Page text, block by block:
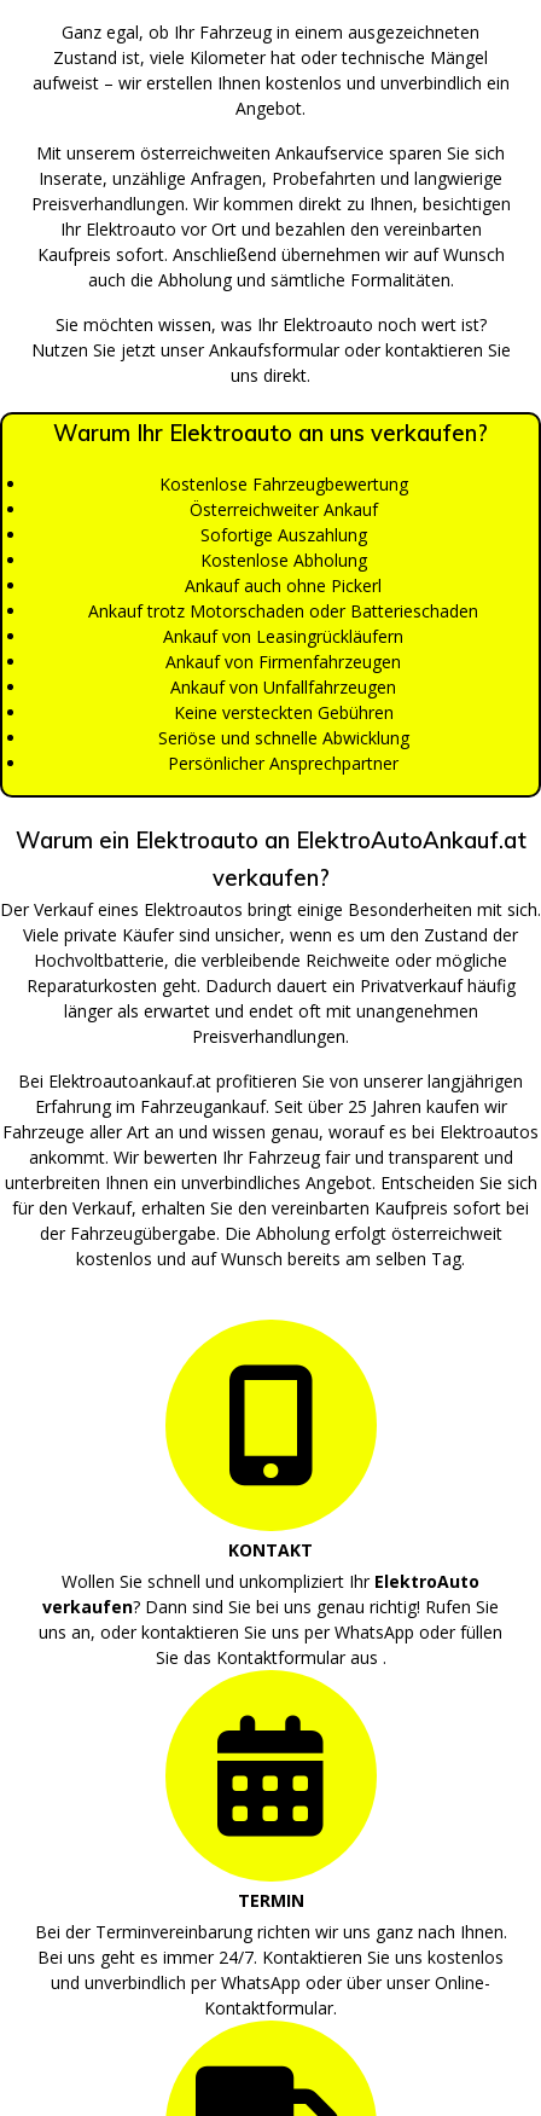
Ganz egal, ob Ihr Fahrzeug in einem ausgezeichneten
Zustand ist, viele Kilometer hat oder technische Mängel
aufweist – wir erstellen Ihnen kostenlos und unverbindlich ein
Angebot.
Mit unserem österreichweiten Ankaufservice sparen Sie sich
Inserate, unzählige Anfragen, Probefahrten und langwierige
Preisverhandlungen. Wir kommen direkt zu Ihnen, besichtigen
Ihr Elektroauto vor Ort und bezahlen den vereinbarten
Kaufpreis sofort. Anschließend übernehmen wir auf Wunsch
auch die Abholung und sämtliche Formalitäten.
Sie möchten wissen, was Ihr Elektroauto noch wert ist?
Nutzen Sie jetzt unser Ankaufsformular oder kontaktieren Sie
uns direkt.
Warum Ihr Elektroauto an uns verkaufen?
Kostenlose Fahrzeugbewertung
Österreichweiter Ankauf
Sofortige Auszahlung
Kostenlose Abholung
Ankauf auch ohne Pickerl
Ankauf trotz Motorschaden oder Batterieschaden
Ankauf von Leasingrückläufern
Ankauf von Firmenfahrzeugen
Ankauf von Unfallfahrzeugen
Keine versteckten Gebühren
Seriöse und schnelle Abwicklung
Persönlicher Ansprechpartner
Warum ein Elektroauto an ElektroAutoAnkauf.at
verkaufen?
Der Verkauf eines Elektroautos bringt einige Besonderheiten mit sich.
Viele private Käufer sind unsicher, wenn es um den Zustand der
Hochvoltbatterie, die verbleibende Reichweite oder mögliche
Reparaturkosten geht. Dadurch dauert ein Privatverkauf häufig
länger als erwartet und endet oft mit unangenehmen
Preisverhandlungen.
Bei Elektroautoankauf.at profitieren Sie von unserer langjährigen
Erfahrung im Fahrzeugankauf. Seit über 25 Jahren kaufen wir
Fahrzeuge aller Art an und wissen genau, worauf es bei Elektroautos
ankommt. Wir bewerten Ihr Fahrzeug fair und transparent und
unterbreiten Ihnen ein unverbindliches Angebot. Entscheiden Sie sich
für den Verkauf, erhalten Sie den vereinbarten Kaufpreis sofort bei
der Fahrzeugübergabe. Die Abholung erfolgt österreichweit
kostenlos und auf Wunsch bereits am selben Tag.
KONTAKT
Wollen Sie schnell und unkompliziert Ihr ElektroAuto
verkaufen? Dann sind Sie bei uns genau richtig! Rufen Sie
uns an, oder kontaktieren Sie uns per WhatsApp oder füllen
Sie das Kontaktformular aus .
TERMIN
Bei der Terminvereinbarung richten wir uns ganz nach Ihnen.
Bei uns geht es immer 24/7. Kontaktieren Sie uns kostenlos
und unverbindlich per WhatsApp oder über unser Online-
Kontaktformular.